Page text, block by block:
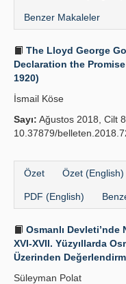
Benzer Makaleler
The Lloyd George
Declaration the
1920)
İsmail Köse
Sayı: Ağustos 2018, Cilt
10.37879/
Özet Özet (English)
PDF (English)
Osmanlı
XVI-XVII. Yüzyıllarda
Üzerinden
Süleyman Polat